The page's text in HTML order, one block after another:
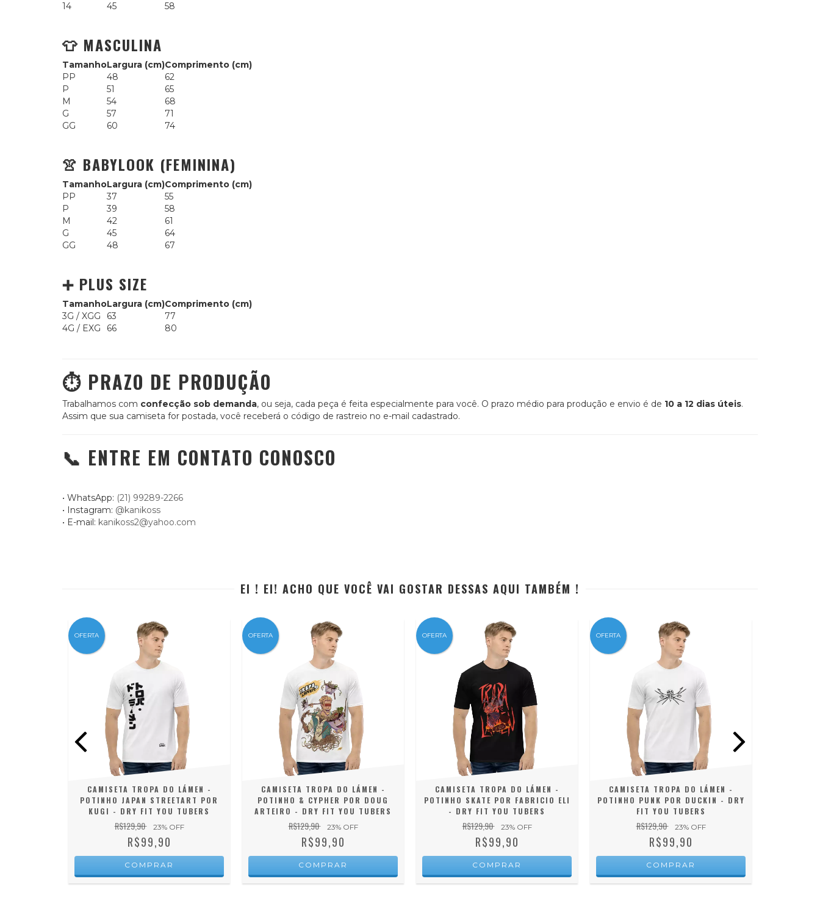
14
45 58
👕 MASCULINA
TamanhoLargura (cm)Comprimento (cm)
PP
48
62
P
51
65
M
54
68
G
57
71
GG
60 74
👚 BABYLOOK (FEMININA)
TamanhoLargura (cm)Comprimento (cm)
PP
37
55
P
39
58
M
42
61
G
45
64
GG
48 67
➕ PLUS SIZE
TamanhoLargura (cm)Comprimento (cm)
3G / XGG
63
77
4G / EXG
66 80
⏱️ PRAZO DE PRODUÇÃO
Trabalhamos com confecção sob demanda, ou seja, cada peça é feita especialmente para você. O prazo médio para produção e envio é de 10 a 12 dias úteis.
Assim que sua camiseta for postada, você receberá o código de rastreio no e-mail cadastrado.
📞 ENTRE EM CONTATO CONOSCO
• WhatsApp: (21) 99289-2266
• Instagram: @kanikoss
• E-mail: kanikoss2@yahoo.com
EI ! EI! ACHO QUE VOCÊ VAI GOSTAR DESSAS AQUI TAMBÉM !
OFERTA
CAMISETA TROPA DO LÁMEN -
POTINHO JAPAN STREETART POR
KUGI - DRY FIT YOU TUBERS
R$129,90 23% OFF
R$99,90
COMPRAR
OFERTA
CAMISETA TROPA DO LÁMEN -
POTINHO & CYPHER POR DOUG
ARTEIRO - DRY FIT YOU TUBERS
R$129,90 23% OFF
R$99,90
COMPRAR
OFERTA
CAMISETA TROPA DO LÁMEN -
POTINHO SKATE POR FABRICIO ELI
- DRY FIT YOU TUBERS
R$129,90 23% OFF
R$99,90
COMPRAR
OFERTA
CAMISETA TROPA DO LÁMEN -
POTINHO PUNK POR DUCKIN - DRY
FIT YOU TUBERS
R$129,90 23% OFF
R$99,90
COMPRAR